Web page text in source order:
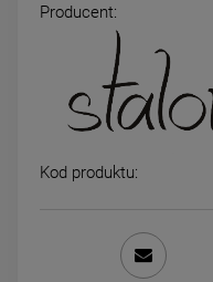
Naszyjnik kamienie naturalne
kryształki czarne koniczyna
69,00 zł
Producent:
Kod produktu: